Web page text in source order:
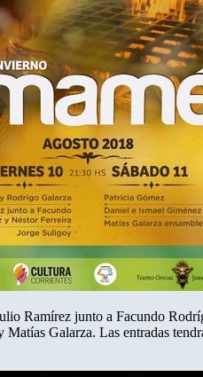
Ramírez junto a Facundo
Galarza. Las entradas